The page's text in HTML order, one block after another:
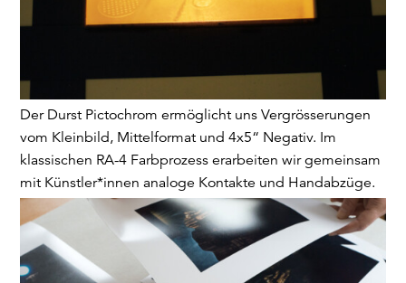
Der Durst Pictochrom ermöglicht uns Vergrösserungen
vom Kleinbild, Mittelformat und 4x5“ Negativ. Im
klassischen RA-4 Farbprozess erarbeiten wir gemeinsam
mit Künstler*innen analoge Kontakte und Handabzüge.